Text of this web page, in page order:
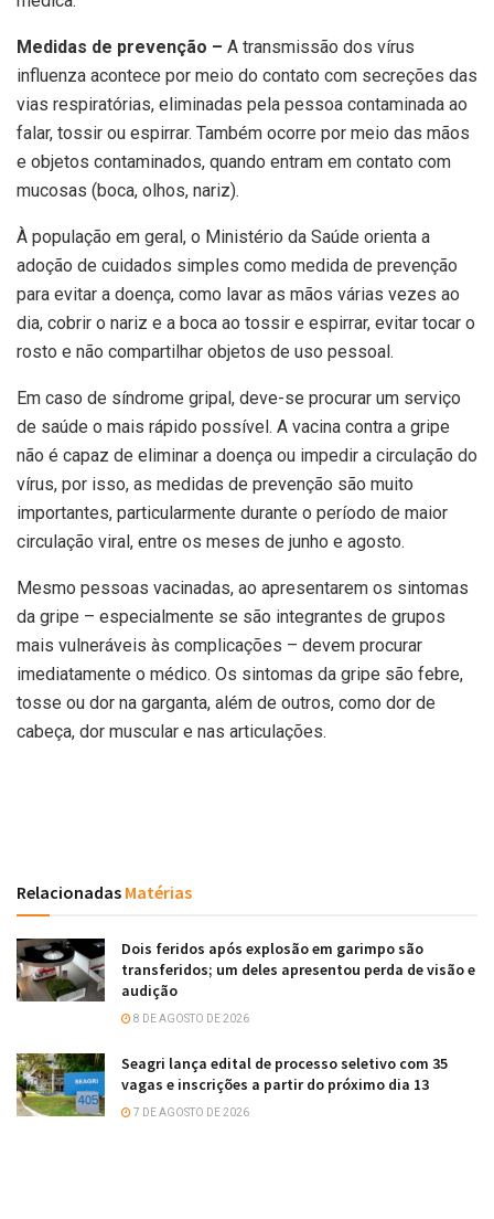
Medidas de prevenção – A transmissão dos vírus
influenza acontece por meio do contato com secreções das
vias respiratórias, eliminadas pela pessoa contaminada ao
falar, tossir ou espirrar. Também ocorre por meio das mãos
e objetos contaminados, quando entram em contato com
mucosas (boca, olhos, nariz).
À população em geral, o Ministério da Saúde orienta a
adoção de cuidados simples como medida de prevenção
para evitar a doença, como lavar as mãos várias vezes ao
dia, cobrir o nariz e a boca ao tossir e espirrar, evitar tocar o
rosto e não compartilhar objetos de uso pessoal.
Em caso de síndrome gripal, deve-se procurar um serviço
de saúde o mais rápido possível. A vacina contra a gripe
não é capaz de eliminar a doença ou impedir a circulação do
vírus, por isso, as medidas de prevenção são muito
importantes, particularmente durante o período de maior
circulação viral, entre os meses de junho e agosto.
Mesmo pessoas vacinadas, ao apresentarem os sintomas
da gripe – especialmente se são integrantes de grupos
mais vulneráveis às complicações – devem procurar
imediatamente o médico. Os sintomas da gripe são febre,
tosse ou dor na garganta, além de outros, como dor de
cabeça, dor muscular e nas articulações.
Relacionadas Matérias
Dois feridos após explosão em garimpo são
transferidos; um deles apresentou perda de visão e
audição
8 DE AGOSTO DE 2026
Seagri lança edital de processo seletivo com 35
vagas e inscrições a partir do próximo dia 13
7 DE AGOSTO DE 2026